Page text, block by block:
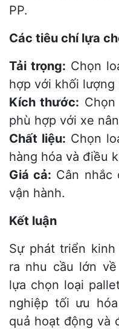
PP.
Các tiêu chí lựa
Tải trọng: Chọn
hợp với khối lượng
Kích thước:
phù hợp với xe
Chất liệu: Chọn
hàng hóa và điều
Giá cả: Cân nhắc
vận hành.
Kết luận
Sự phát triển
ra nhu cầu lớn
lựa chọn loại
nghiệp tối ưu
quả hoạt động và